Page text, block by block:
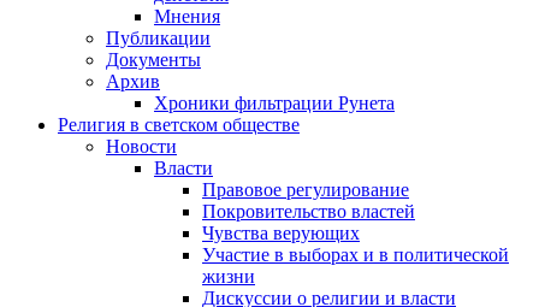
Мнения
Публикации
Документы
Архив
Хроники фильтрации Рунета
Религия в светском обществе
Новости
Власти
Правовое регулирование
Покровительство властей
Чувства верующих
Участие в выборах и в политической
жизни
Дискуссии о религии и власти